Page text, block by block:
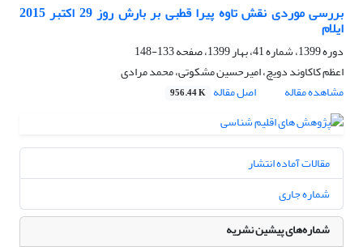
بررسی موردی نقش تاوه پیرا قطبی بر بارش روز 29 اکتبر 2015
ایلام
دوره 1399، شماره 41، بهار 1399، صفحه
133-148
اعظم کاکاوند دویچ، امیرحسین مشکوتی، محمد مرادی
مشاهده مقاله
اصل مقاله 956.44 K
مقالات آماده انتشار
شماره جاری
شماره‌های پیشین نشریه